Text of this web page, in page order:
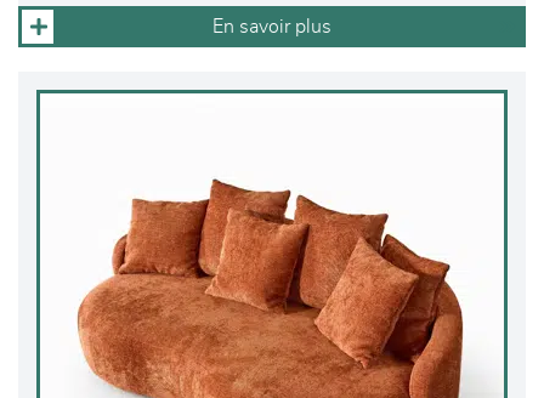
En savoir plus